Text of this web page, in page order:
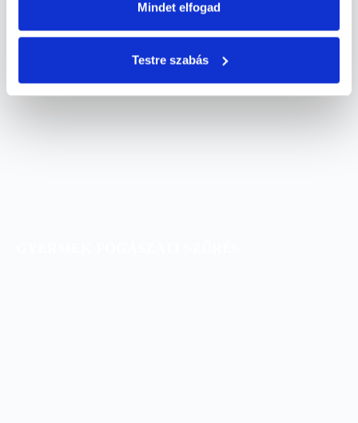
Mindet elfogad
Testre szabás